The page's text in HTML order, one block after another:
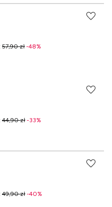
57,90 zł -48%
44,90 zł -33%
49,90 zł -40%